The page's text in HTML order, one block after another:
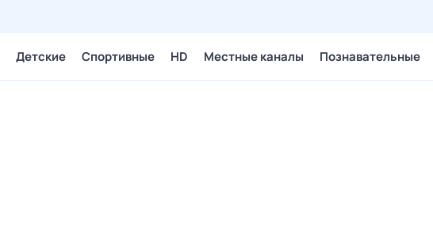
Детские Спортивные HD Местные каналы Познавательные